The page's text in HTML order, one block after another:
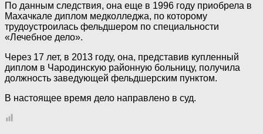
По данным следствия, она еще в 1996 году приобрела в
Махачкале диплом медколледжа, по которому
трудоустроилась фельдшером по специальности
«Лечебное дело».
Через 17 лет, в 2013 году, она, представив купленный
диплом в Чародинскую районную больницу, получила
должность заведующей фельдшерским пунктом.
В настоящее время дело направлено в суд.